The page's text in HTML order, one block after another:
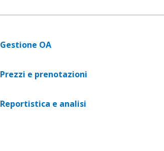
Gestione OA
Prezzi e prenotazioni
Reportistica e analisi